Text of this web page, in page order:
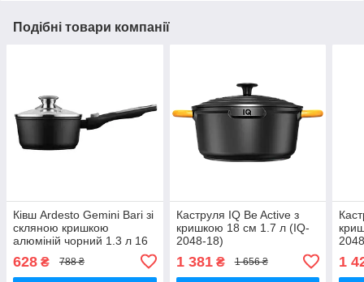
Подібні товари компанії
Ківш Ardesto Gemini Bari зі
скляною кришкою
алюміній чорний 1.3 л 16
628 ₴ 788 ₴
Каструля IQ Be Active з
кришкою 18 см 1.7 л (IQ-
2048-18)
1 381₴ 1 656 ₴ 1